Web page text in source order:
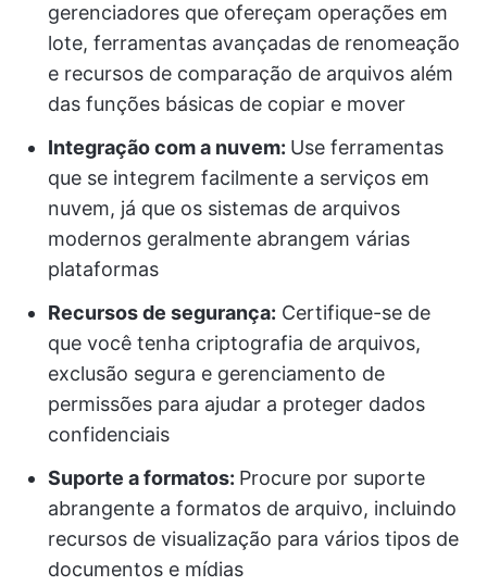
gerenciadores que ofereçam operações em
lote, ferramentas avançadas de renomeação
e recursos de comparação de arquivos além
das funções básicas de copiar e mover
Integração com a nuvem: Use ferramentas
que se integrem facilmente a serviços em
nuvem, já que os sistemas de arquivos
modernos geralmente abrangem várias
plataformas
Recursos de segurança: Certifique-se de
que você tenha criptografia de arquivos,
exclusão segura e gerenciamento de
permissões para ajudar a proteger dados
confidenciais
Suporte a formatos: Procure por suporte
abrangente a formatos de arquivo, incluindo
recursos de visualização para vários tipos de
documentos e mídias